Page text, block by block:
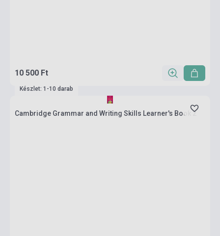
10 500 Ft
Készlet: 1-10 darab
Cambridge Grammar and Writing Skills Learner's Book 2